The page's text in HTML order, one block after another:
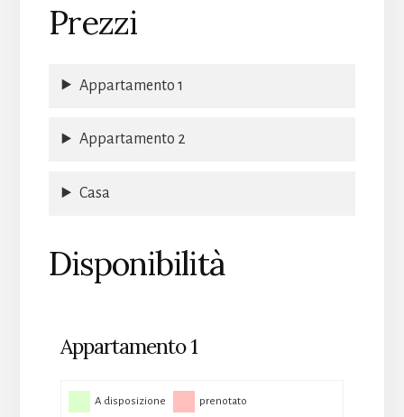
Prezzi
Appartamento 1
Appartamento 2
Casa
Disponibilità
Appartamento 1
A disposizione prenotato